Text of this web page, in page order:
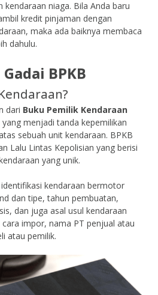
niaga. Bila Anda baru
kredit pinjaman dengan
maka ada baiknya membaca
dahulu.
BPKB
dari Buku Pemilik Kendaraan
yang menjadi tanda kepemilikan
sebuah unit kendaraan. BPKB
Lalu Lintas Kepolisian yang berisi
yang unik.
kendaraan bermotor
dan tipe, tahun pembuatan,
dan juga asal usul kendaraan
impor, nama PT penjual atau
atau pemilik.